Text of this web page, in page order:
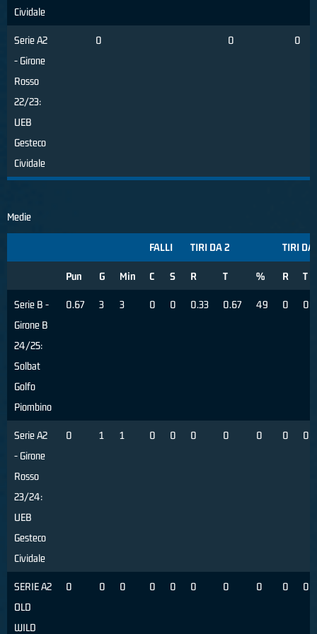
Cividale
Serie A2
- Girone
Rosso
22/23:
UEB
Gesteco
Cividale
0 0 0
Medie
FALLI TIRI DA 2 TIRI DA
Pun G Min C S R T % R T
Serie B -
Girone B
24/25:
Solbat
Golfo
Piombino
0.67 3 3 0 0 0.33 0.67 49 0 0
Serie A2
- Girone
Rosso
23/24:
UEB
Gesteco
Cividale
0 1 1 0 0 0 0 0 0 0
SERIE A2
OLD
WILD
0 0 0 0 0 0 0 0 0 0